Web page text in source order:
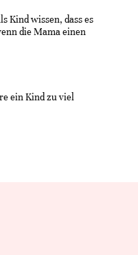
Kind wissen, dass es
die Mama einen
ein Kind zu viel